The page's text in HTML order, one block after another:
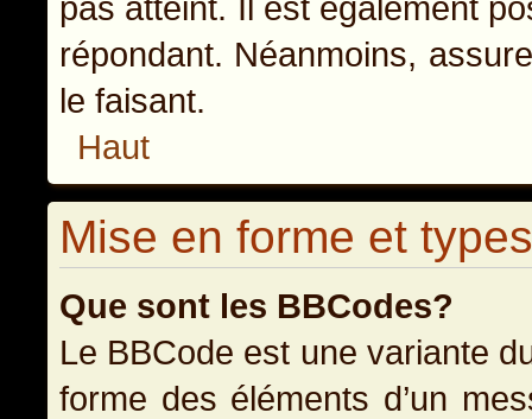
répondant. Néanmoins,
le faisant.
Haut
Mise en forme et
Que sont les BBCodes?
Le BBCode est une variante
forme des éléments d’un